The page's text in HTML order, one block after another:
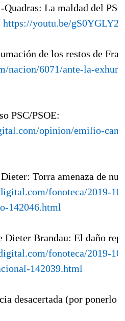
La maldad del
https://youtu.be/
de los restos de
nacion/6071/ante-la-
PSC/PSOE:
opinion/emilio-
Torra amenaza de
fonoteca/2019-
142046.html
Dieter Brandau: El daño
fonoteca/2019-
142039.html
desacertada (por ponerlo